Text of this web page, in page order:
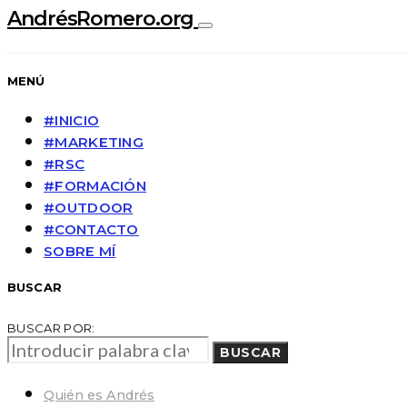
AndrésRomero.org
MENÚ
#INICIO
#MARKETING
#RSC
#FORMACIÓN
#OUTDOOR
#CONTACTO
SOBRE MÍ
BUSCAR
BUSCAR POR:
BUSCAR
Quién es Andrés